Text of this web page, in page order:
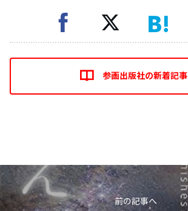
参画出版社の新着記事
前の記事へ